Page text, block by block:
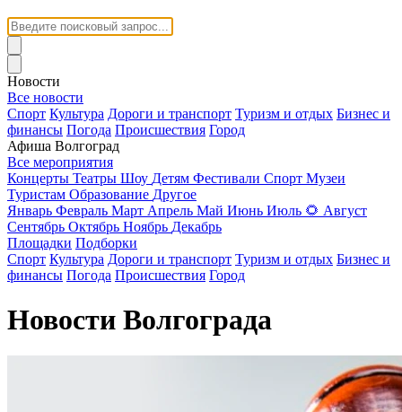
Новости
Все новости
Спорт Культура Дороги и транспорт Туризм и отдых Бизнес и
финансы Погода Происшествия Город
Афиша Волгоград
Все мероприятия
Концерты Театры Шоу Детям Фестивали Спорт Музеи
Туристам Образование Другое
Январь Февраль Март Апрель Май Июнь Июль 🌻 Август
Сентябрь Октябрь Ноябрь Декабрь
Площадки Подборки
Спорт Культура Дороги и транспорт Туризм и отдых Бизнес и
финансы Погода Происшествия Город
Новости Волгограда